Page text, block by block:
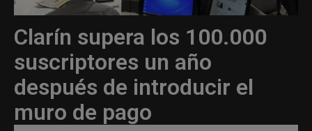
Clarín supera los 100.000
suscriptores un año
después de introducir el
muro de pago